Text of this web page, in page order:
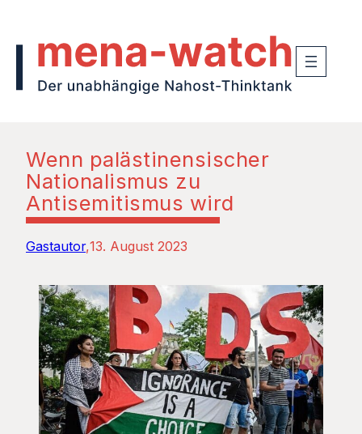
Wenn palästinensischer
Nationalismus zu
Antisemitismus wird
Gastautor 13. August 2023